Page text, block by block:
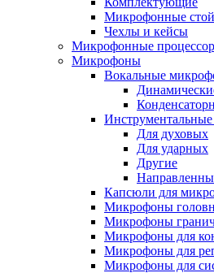
Микрофонные
Чехлы и кейсы
Микрофонные
Микрофоны
Вокальные
Для духовых
Для ударных
Другие
Капсюли для
Микрофоны
Микрофоны
Микрофоны для
Микрофоны для
Микрофоны для